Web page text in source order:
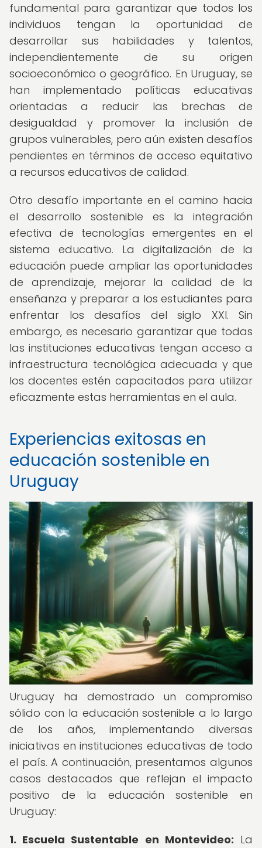
fundamental para garantizar que todos los
individuos tengan la oportunidad de
desarrollar sus habilidades y talentos,
independientemente de su origen
socioeconómico o geográfico. En Uruguay, se
han implementado políticas educativas
orientadas a reducir las brechas de
desigualdad y promover la inclusión de
grupos vulnerables, pero aún existen desafíos
pendientes en términos de acceso equitativo
a recursos educativos de calidad.
Otro desafío importante en el camino hacia
el desarrollo sostenible es la integración
efectiva de tecnologías emergentes en el
sistema educativo. La digitalización de la
educación puede ampliar las oportunidades
de aprendizaje, mejorar la calidad de la
enseñanza y preparar a los estudiantes para
enfrentar los desafíos del siglo XXI. Sin
embargo, es necesario garantizar que todas
las instituciones educativas tengan acceso a
infraestructura tecnológica adecuada y que
los docentes estén capacitados para utilizar
eficazmente estas herramientas en el aula.
Experiencias exitosas en
educación sostenible en
Uruguay
Uruguay ha demostrado un compromiso
sólido con la educación sostenible a lo largo
de los años, implementando diversas
iniciativas en instituciones educativas de todo
el país. A continuación, presentamos algunos
casos destacados que reflejan el impacto
positivo de la educación sostenible en
Uruguay:
1. Escuela Sustentable en Montevideo: La